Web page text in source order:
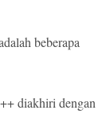
beberapa
diakhiri dengan